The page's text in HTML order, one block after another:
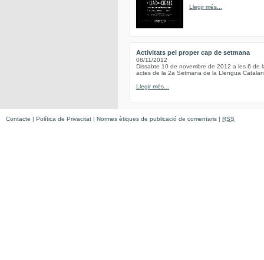
Llegir més...
Activitats pel proper cap de setmana
08/11/2012
Dissabte 10 de novembre de 2012 a les 6 de
actes de la 2a Setmana de la Llengua
Llegir més...
Contacte | Política de Privacitat | Normes ètiques de publicació de comentaris | RSS